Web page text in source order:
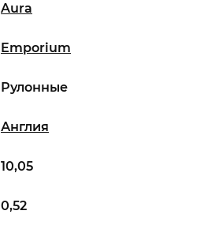
Aura
Emporium
10,05
0,52
Англия
Рулонные